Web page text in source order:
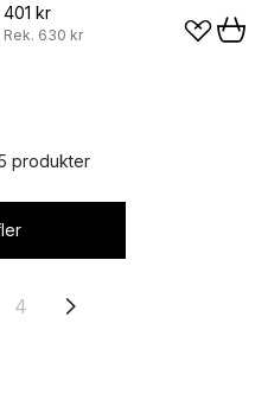
401 kr
Rek. 630 kr
produkter
4